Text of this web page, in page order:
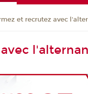
et recrutez avec